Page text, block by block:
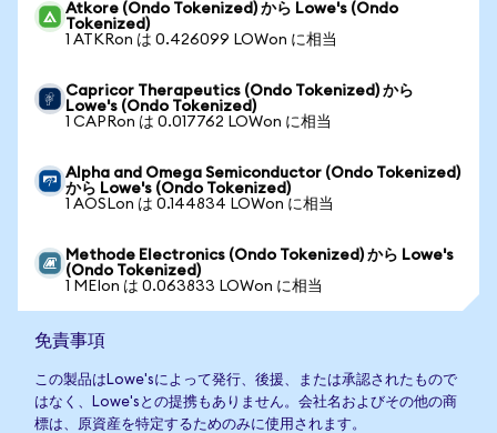
Atkore (Ondo Tokenized) から Lowe's (Ondo
Tokenized)
1 ATKRon は 0.426099 LOWon に相当
Capricor Therapeutics (Ondo Tokenized) から
Lowe's (Ondo Tokenized)
1 CAPRon は 0.017762 LOWon に相当
Alpha and Omega Semiconductor (Ondo Tokenized)
から Lowe's (Ondo Tokenized)
1 AOSLon は 0.144834 LOWon に相当
Methode Electronics (Ondo Tokenized) から Lowe's
(Ondo Tokenized)
1 MEIon は 0.063833 LOWon に相当
免責事項
この製品はLowe'sによって発行、後援、または承認されたもので
はなく、Lowe'sとの提携もありません。会社名およびその他の商
標は、原資産を特定するためのみに使用されます。